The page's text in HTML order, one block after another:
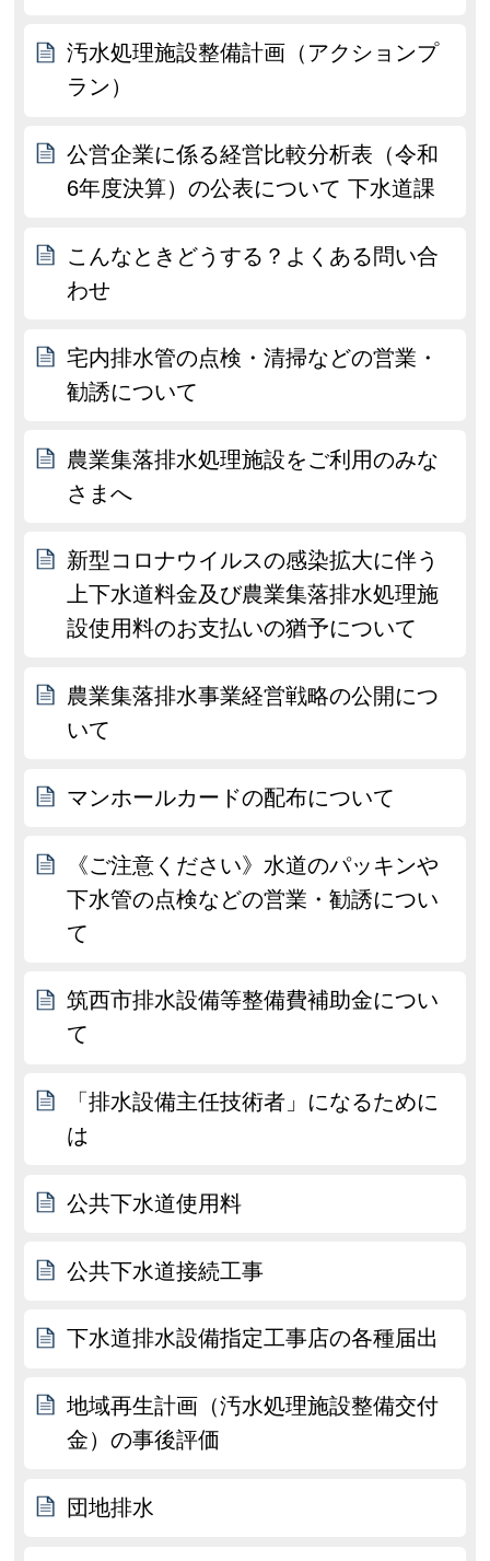
汚水処理施設整備計画（アクションプ
ラン）
公営企業に係る経営比較分析表（令和
6年度決算）の公表について 下水道課
こんなときどうする？よくある問い合
わせ
宅内排水管の点検・清掃などの営業・
勧誘について
農業集落排水処理施設をご利用のみな
さまへ
新型コロナウイルスの感染拡大に伴う
上下水道料金及び農業集落排水処理施
設使用料のお支払いの猶予について
農業集落排水事業経営戦略の公開につ
いて
マンホールカードの配布について
《ご注意ください》水道のパッキンや
下水管の点検などの営業・勧誘につい
て
筑西市排水設備等整備費補助金につい
て
「排水設備主任技術者」になるために
は
公共下水道使用料
公共下水道接続工事
下水道排水設備指定工事店の各種届出
地域再生計画（汚水処理施設整備交付
金）の事後評価
団地排水